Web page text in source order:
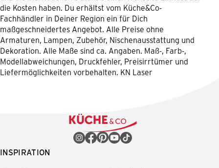
die Kosten haben. Du erhältst vom Küche&Co-
Fachhändler in Deiner Region ein für Dich
maßgeschneidertes Angebot. Alle Preise ohne
Armaturen, Lampen, Zubehör, Nischenausstattung und
Dekoration. Alle Maße sind ca. Angaben. Maß-, Farb-,
Modellabweichungen, Druckfehler, Preisirrtümer und
Liefermöglichkeiten vorbehalten. KN Laser
INSPIRATION